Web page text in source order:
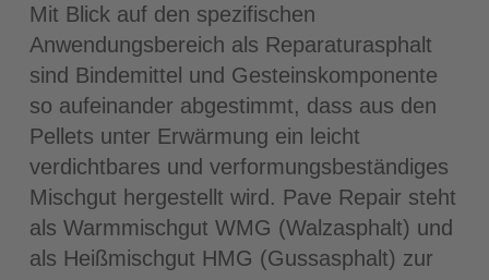
Mit Blick auf den spezifischen
Anwendungsbereich als Reparaturasphalt
sind Bindemittel und Gesteinskomponente
so aufeinander abgestimmt, dass aus den
Pellets unter Erwärmung ein leicht
verdichtbares und verformungsbeständiges
Mischgut hergestellt wird. Pave Repair steht
als Warmmischgut WMG (Walzasphalt) und
als Heißmischgut HMG (Gussasphalt) zur